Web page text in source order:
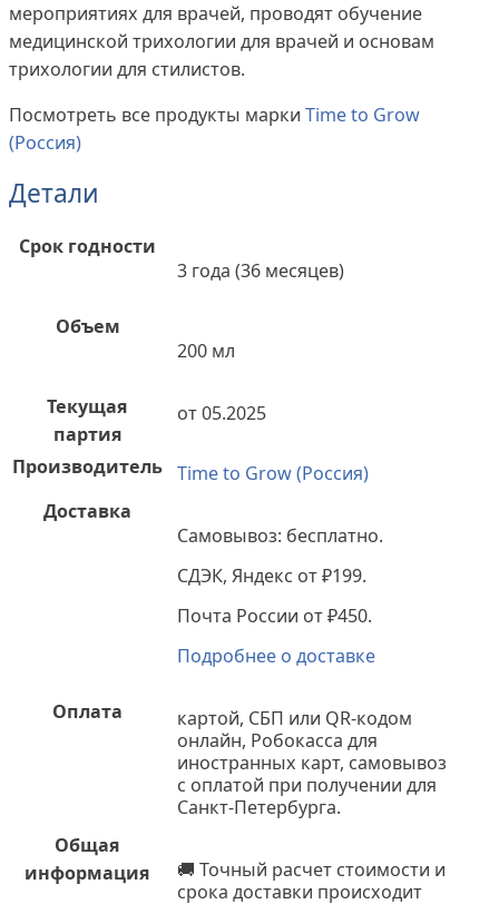
мероприятиях для врачей, проводят обучение
медицинской трихологии для врачей и основам
трихологии для стилистов.
Посмотреть все продукты марки Time to Grow
(Россия)
Детали
Срок годности
3 года (36 месяцев)
Объем
200 мл
Текущая
партия
от 05.2025
Производитель Time to Grow (Россия)
Доставка
Самовывоз: бесплатно.
СДЭК, Яндекс от ₽199.
Почта России от ₽450.
Подробнее о доставке
Оплата
картой, СБП или QR-кодом
онлайн, Робокасса для
иностранных карт, самовывоз
с оплатой при получении для
Санкт-Петербурга.
Общая
информация
🚚 Точный расчет стоимости и
срока доставки происходит